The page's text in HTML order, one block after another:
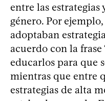
entre las estrategias
género. Por
adoptaban
acuerdo con la frase
educarlos para que
mientras que entre
estrategias de alta